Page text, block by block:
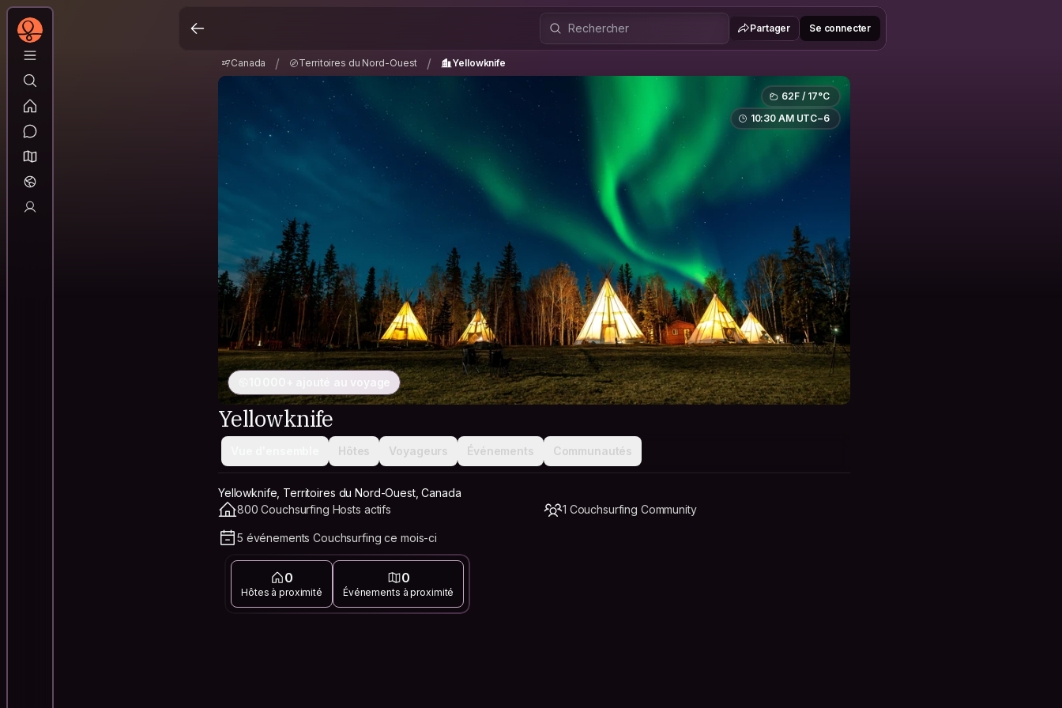
Partager Se connecter
Canada / Territoires du Nord-Ouest / Yellowknife
62F / 17°C
10:30 AM UTC−6
10 000+ ajouté au voyage
Yellowknife
Hôtes Voyageurs Événements Communautés
Yellowknife, Territoires du Nord-Ouest, Canada
800 Couchsurfing Hosts actifs
1 Couchsurfing Community
5 événements Couchsurfing ce mois-ci
0
Hôtes à proximité
0
Événements à proximité